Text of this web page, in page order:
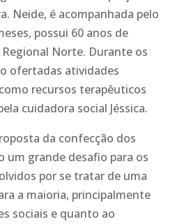
Neide, é acompanhada pelo
possui 60 anos de
Norte. Durante os
ofertadas atividades
recursos terapêuticos
cuidadora social Jéssica.
da confecção dos
um grande desafio para os
por se tratar de uma
a maioria, principalmente
sociais e quanto ao